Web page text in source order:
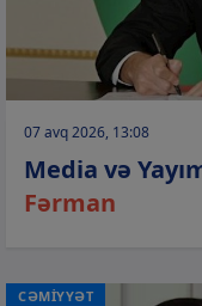
07 avq 2026, 13:08
Media və
Fərman
CƏMİYYƏT